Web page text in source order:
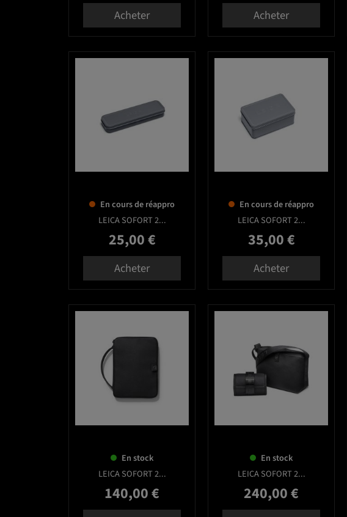
Acheter Acheter
En cours de réappro
LEICA SOFORT 2...
Prix
25,00 €
Acheter
En cours de réappro
LEICA SOFORT 2...
Prix
35,00 €
Acheter
En stock
LEICA SOFORT 2...
Prix
140,00 €
En stock
LEICA SOFORT 2...
Prix
240,00 €